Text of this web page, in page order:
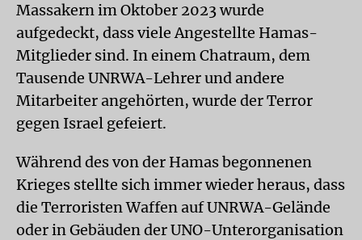
Massakern im Oktober 2023 wurde
aufgedeckt, dass viele Angestellte Hamas-
Mitglieder sind. In einem Chatraum, dem
Tausende UNRWA-Lehrer und andere
Mitarbeiter angehörten, wurde der Terror
gegen Israel gefeiert.
Während des von der Hamas begonnenen
Krieges stellte sich immer wieder heraus, dass
die Terroristen Waffen auf UNRWA-Gelände
oder in Gebäuden der UNO-Unterorganisation